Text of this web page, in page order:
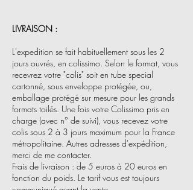
LIVRAISON :​
L'expedition se fait habituellement sous les 2
jours ouvrés, en colissimo. Selon le format, vous
recevrez votre "colis" soit en tube special
cartonné, sous enveloppe protégée, ou,
emballage protégé sur mesure pour les grands
formats toilés. Une fois votre Colissimo pris en
charge (avec n° de suivi), vous recevez votre
colis sous 2 à 3 jours maximum pour la France
métropolitaine. Autres adresses d'expédition,
merci de me contacter.
Frais de livraison : de 5 euros à 20 euros en
fonction du poids. Le tarif vous est toujours